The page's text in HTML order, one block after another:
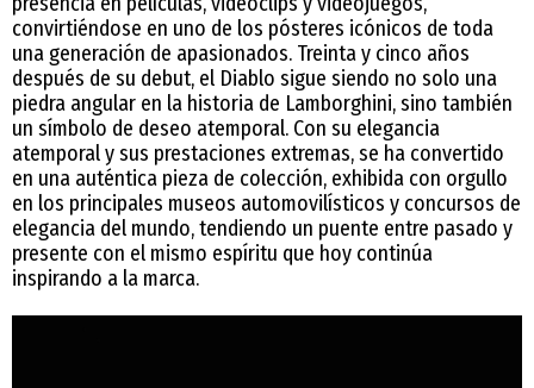
convirtiéndose en uno de los pósteres icónicos de toda
una generación de apasionados. Treinta y cinco años
después de su debut, el Diablo sigue siendo no solo una
piedra angular en la historia de Lamborghini, sino también
un símbolo de deseo atemporal. Con su elegancia
atemporal y sus prestaciones extremas, se ha convertido
en una auténtica pieza de colección, exhibida con orgullo
en los principales museos automovilísticos y concursos de
elegancia del mundo, tendiendo un puente entre pasado y
presente con el mismo espíritu que hoy continúa
inspirando a la marca.